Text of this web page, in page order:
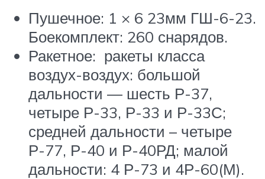
Пушечное: 1 × 6 23мм ГШ-6-23.
Боекомплект: 260 снарядов.
Ракетное: ракеты класса
воздух-воздух: большой
дальности — шесть Р-37,
четыре Р-33, Р-33 и Р-33С;
средней дальности – четыре
Р-77, Р-40 и Р-40РД; малой
дальности: 4 Р-73 и 4Р-60(М).